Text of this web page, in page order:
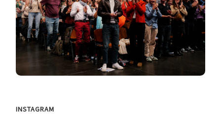
INSTAGRAM